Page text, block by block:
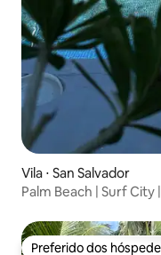
Vila ⋅ San Salvador
Palm Beach | Surf City
Preferido dos